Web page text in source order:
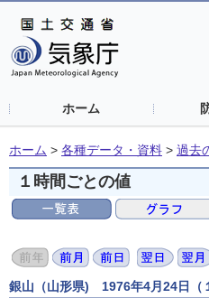
ホーム
ホーム > 各種データ・資料 > 過去
１時間ごとの値
銀山（山形県) 1976年4月24日（